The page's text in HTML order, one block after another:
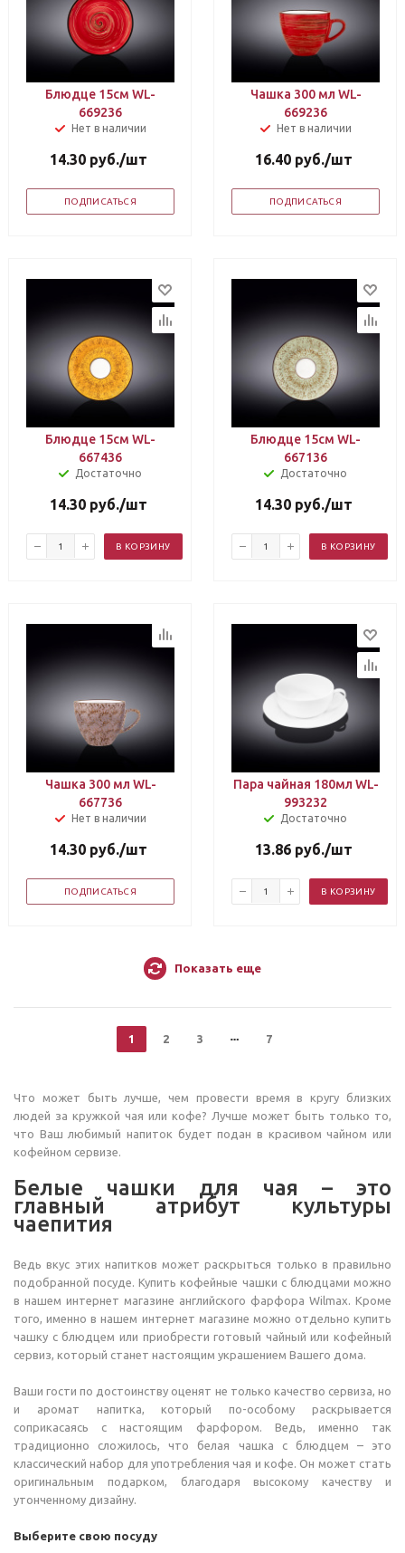
Блюдце 15см WL-
669236
Нет в наличии
14.30 руб./шт
ПОДПИСАТЬСЯ
Чашка 300 мл WL-
669236
Нет в наличии
16.40 руб./шт
ПОДПИСАТЬСЯ
Блюдце 15см WL-
667436
Достаточно
14.30 руб./шт
В КОРЗИНУ
Блюдце 15см WL-
667136
Достаточно
14.30 руб./шт
В КОРЗИНУ
Чашка 300 мл WL-
667736
Нет в наличии
14.30 руб./шт
ПОДПИСАТЬСЯ
Пара чайная 180мл WL-
993232
Достаточно
13.86 руб./шт
В КОРЗИНУ
Показать еще
1 2 3 7
Что может быть лучше, чем провести время в кругу близких
людей за кружкой чая или кофе? Лучше может быть только то,
что Ваш любимый напиток будет подан в красивом чайном или
кофейном сервизе.
Белые чашки для чая – это
главный атрибут культуры
чаепития
Ведь вкус этих напитков может раскрыться только в правильно
подобранной посуде. Купить кофейные чашки с блюдцами можно
в нашем интернет магазине английского фарфора Wilmax. Кроме
того, именно в нашем интернет магазине можно отдельно купить
чашку с блюдцем или приобрести готовый чайный или кофейный
сервиз, который станет настоящим украшением Вашего дома.
Ваши гости по достоинству оценят не только качество сервиза, но
и аромат напитка, который по-особому раскрывается
соприкасаясь с настоящим фарфором. Ведь, именно так
традиционно сложилось, что белая чашка с блюдцем – это
классический набор для употребления чая и кофе. Он может стать
оригинальным подарком, благодаря высокому качеству и
утонченному дизайну.
Выберите свою посуду